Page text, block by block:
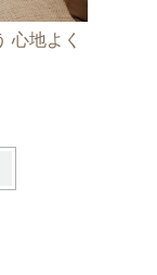
心地よく